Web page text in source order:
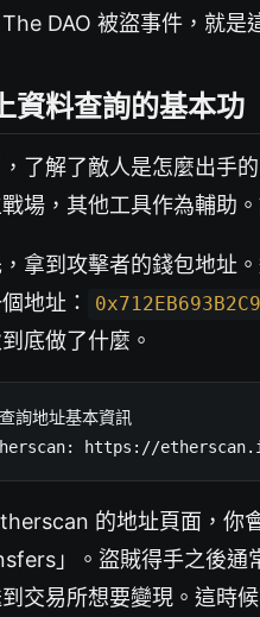
DAO 被盜事件，就是
資料查詢的基本功
了解了敵人是怎麼出手
場，其他工具作為輔助
拿到攻擊者的錢包地址
地址：
底做了什麼。
詢地址基本資訊
https://etherscan.io/
的地址頁面，你
」。盜賊得手之後通
交易所想要變現。這時